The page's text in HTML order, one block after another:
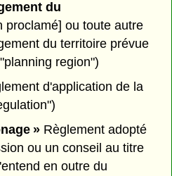
du
proclamé] ou toute autre
du territoire prévue
region")
d'application de la
»Règlement adopté
ou un conseil au titre
en outre du